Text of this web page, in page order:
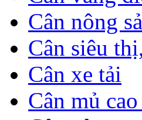
Cân nông
Cân siêu
Cân xe tải
Cân mủ cao